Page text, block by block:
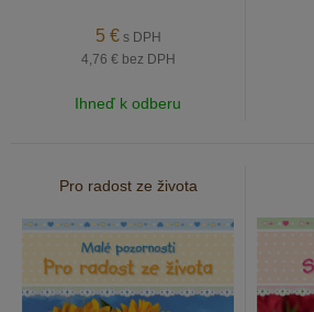
5 € s DPH
4,76 € bez DPH
Ihneď k odberu
Pro radost ze života